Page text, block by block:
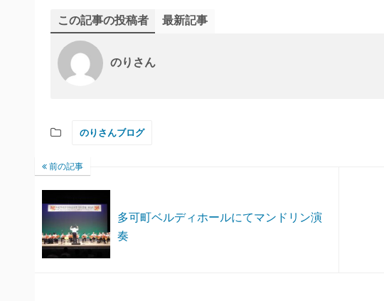
この記事の投稿者 最新記事
のりさん
のりさんブログ
前の記事
多可町ベルディホールにてマンドリン演
奏